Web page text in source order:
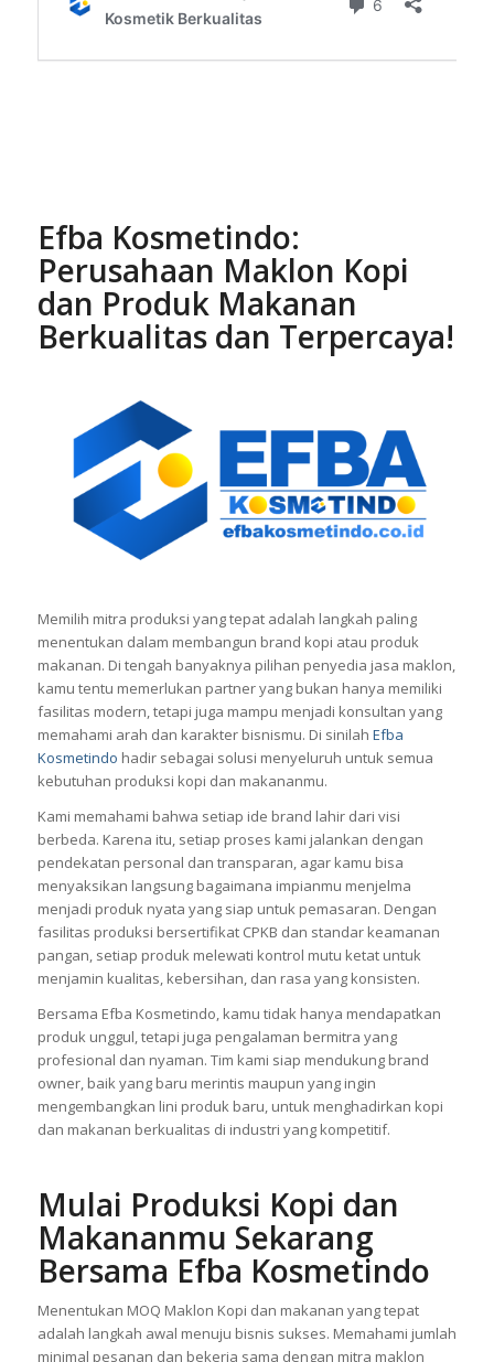
Efba Kosmetindo:
Perusahaan Maklon Kopi
dan Produk Makanan
Berkualitas dan Terpercaya!
Memilih mitra produksi yang tepat adalah langkah paling
menentukan dalam membangun brand kopi atau produk
makanan. Di tengah banyaknya pilihan penyedia jasa maklon,
kamu tentu memerlukan partner yang bukan hanya memiliki
fasilitas modern, tetapi juga mampu menjadi konsultan yang
memahami arah dan karakter bisnismu. Di sinilah Efba
Kosmetindo hadir sebagai solusi menyeluruh untuk semua
kebutuhan produksi kopi dan makananmu.
Kami memahami bahwa setiap ide brand lahir dari visi
berbeda. Karena itu, setiap proses kami jalankan dengan
pendekatan personal dan transparan, agar kamu bisa
menyaksikan langsung bagaimana impianmu menjelma
menjadi produk nyata yang siap untuk pemasaran. Dengan
fasilitas produksi bersertifikat CPKB dan standar keamanan
pangan, setiap produk melewati kontrol mutu ketat untuk
menjamin kualitas, kebersihan, dan rasa yang konsisten.
Bersama Efba Kosmetindo, kamu tidak hanya mendapatkan
produk unggul, tetapi juga pengalaman bermitra yang
profesional dan nyaman. Tim kami siap mendukung brand
owner, baik yang baru merintis maupun yang ingin
mengembangkan lini produk baru, untuk menghadirkan kopi
dan makanan berkualitas di industri yang kompetitif.
Mulai Produksi Kopi dan
Makananmu Sekarang
Bersama Efba Kosmetindo
Menentukan MOQ Maklon Kopi dan makanan yang tepat
adalah langkah awal menuju bisnis sukses. Memahami jumlah
minimal pesanan dan bekerja sama dengan mitra maklon